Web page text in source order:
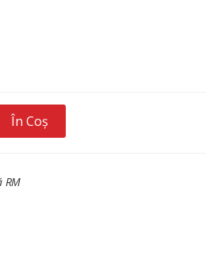
În Coș
RM